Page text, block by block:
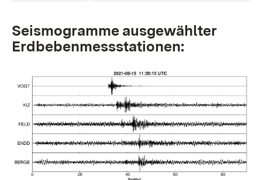
Seismogramme ausgewählter
Erdbebenmessstationen: